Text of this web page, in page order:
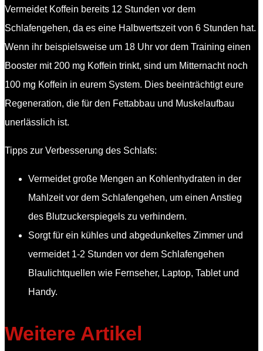
Vermeidet Koffein bereits 12 Stunden vor dem
Schlafengehen, da es eine Halbwertszeit von 6 Stunden hat.
Wenn ihr beispielsweise um 18 Uhr vor dem Training einen
Booster mit 200 mg Koffein trinkt, sind um Mitternacht noch
100 mg Koffein in eurem System. Dies beeinträchtigt eure
Regeneration, die für den Fettabbau und Muskelaufbau
unerlässlich ist.
Tipps zur Verbesserung des Schlafs:
Vermeidet große Mengen an Kohlenhydraten in der
Mahlzeit vor dem Schlafengehen, um einen Anstieg
des Blutzuckerspiegels zu verhindern.
Sorgt für ein kühles und abgedunkeltes Zimmer und
vermeidet 1-2 Stunden vor dem Schlafengehen
Blaulichtquellen wie Fernseher, Laptop, Tablet und
Handy.
Weitere Artikel